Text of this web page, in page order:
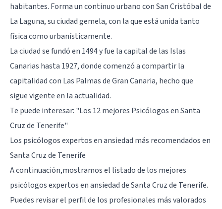
habitantes. Forma un continuo urbano con San Cristóbal de
La Laguna, su ciudad gemela, con la que está unida tanto
física como urbanísticamente.
La ciudad se fundó en 1494 y fue la capital de las Islas
Canarias hasta 1927, donde comenzó a compartir la
capitalidad con Las Palmas de Gran Canaria, hecho que
sigue vigente en la actualidad.
Te puede interesar: "Los 12 mejores Psicólogos en Santa
Cruz de Tenerife"
Los psicólogos expertos en ansiedad más recomendados en
Santa Cruz de Tenerife
A continuación,mostramos el listado de los mejores
psicólogos expertos en ansiedad de Santa Cruz de Tenerife.
Puedes revisar el perfil de los profesionales más valorados